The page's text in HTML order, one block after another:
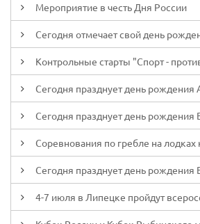
Мероприятие в честь Дня России
Сегодня отмечает свой день
Контрольные старты "Спорт -
Сегодня празднует день
Сегодня празднует день
Соревнования по гребле на лодках
Сегодня празднует день
4-7 июля в Липецке пройдут